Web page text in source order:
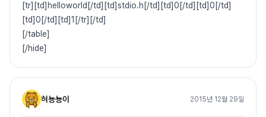
[tr][td]helloworld[/td][td]stdio.h[/td][td]0[/td][td]0[/td]
[td]0[/td][td]1[/tr][/td]
[/table]
[/hide]
혀뇽뇽이 2015년 12월 29일